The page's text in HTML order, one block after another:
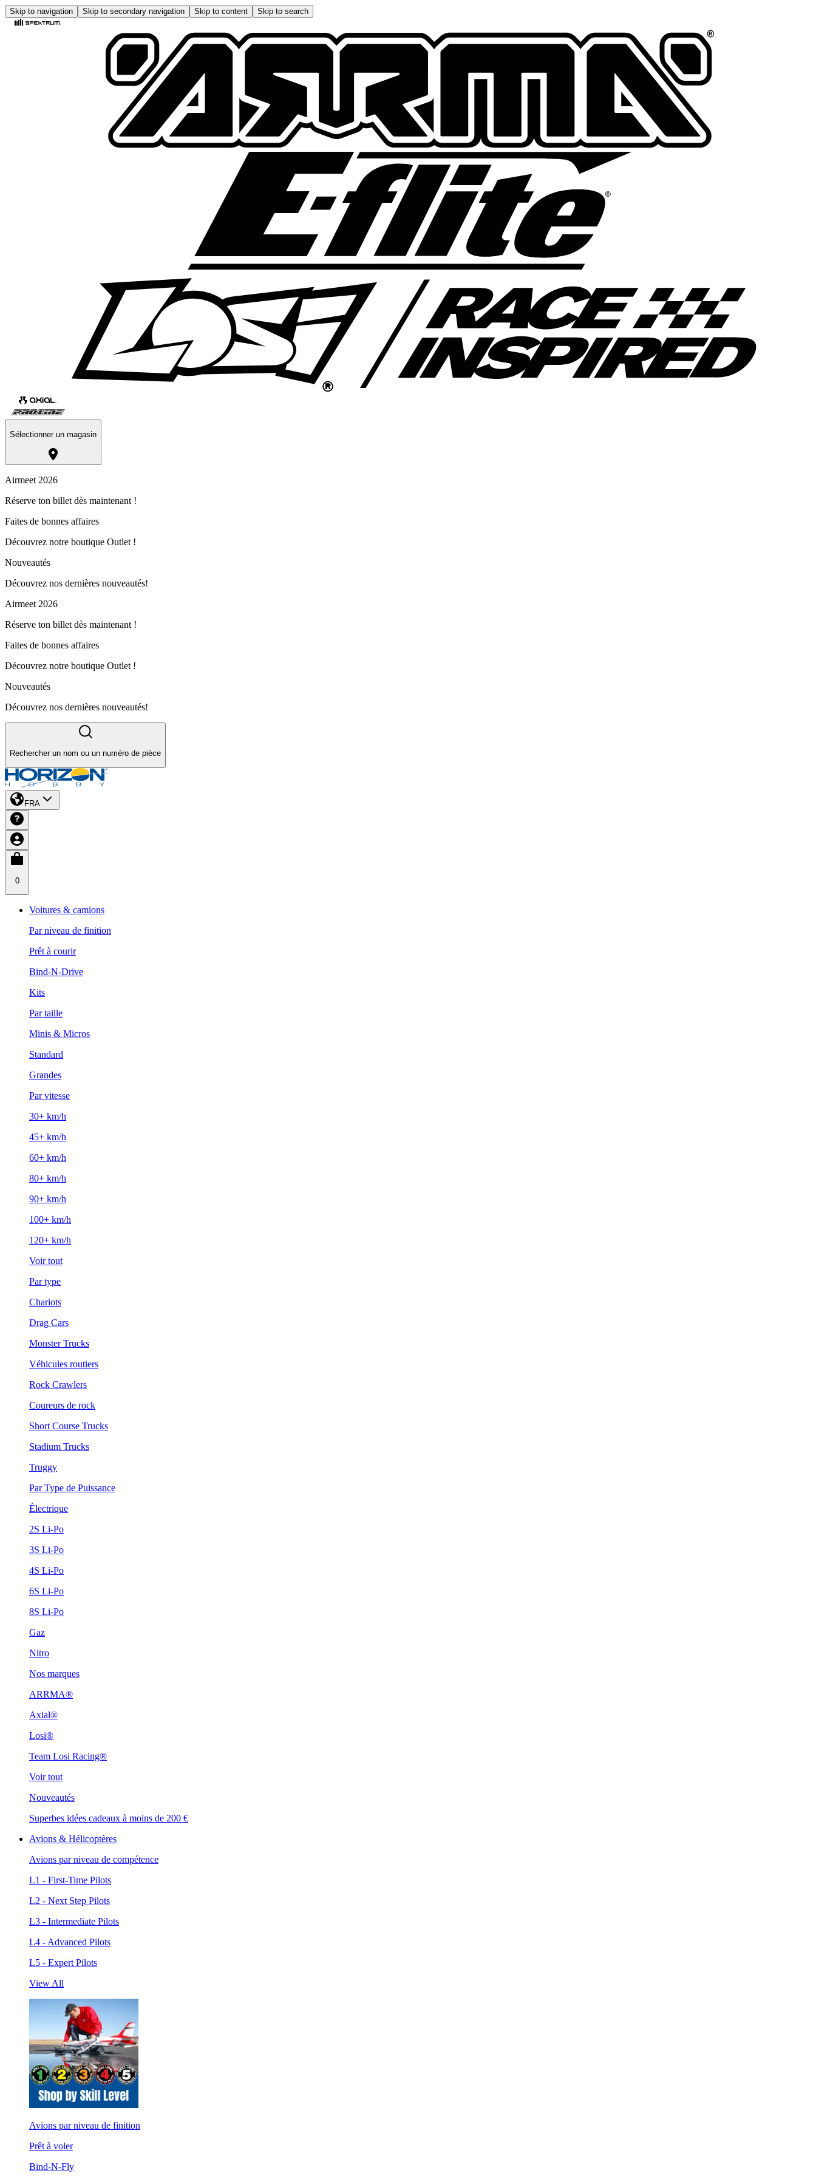
Skip to navigation Skip to secondary navigation Skip to content Skip to search
Sélectionner un magasin
Airmeet 2026
Réserve ton billet dès maintenant !
Faites de bonnes affaires
Découvrez notre boutique Outlet !
Nouveautés
Découvrez nos dernières nouveautés!
Airmeet 2026
Réserve ton billet dès maintenant !
Faites de bonnes affaires
Découvrez notre boutique Outlet !
Nouveautés
Découvrez nos dernières nouveautés!
Rechercher un nom ou un numéro de pièce
FRA
0
Voitures & camions
Par niveau de finition
Prêt à courir
Bind-N-Drive
Kits
Par taille
Minis & Micros
Standard
Grandes
Par vitesse
30+ km/h
45+ km/h
60+ km/h
80+ km/h
90+ km/h
100+ km/h
120+ km/h
Voir tout
Par type
Chariots
Drag Cars
Monster Trucks
Véhicules routiers
Rock Crawlers
Coureurs de rock
Short Course Trucks
Stadium Trucks
Truggy
Par Type de Puissance
Électrique
2S Li-Po
3S Li-Po
4S Li-Po
6S Li-Po
8S Li-Po
Gaz
Nitro
Nos marques
ARRMA®
Axial®
Losi®
Team Losi Racing®
Voir tout
Nouveautés
Superbes idées cadeaux à moins de 200 €
Avions & Hélicoptères
Avions par niveau de compétence
L1 - First-Time Pilots
L2 - Next Step Pilots
L3 - Intermediate Pilots
L4 - Advanced Pilots
L5 - Expert Pilots
View All
Avions par niveau de finition
Prêt à voler
Bind-N-Fly